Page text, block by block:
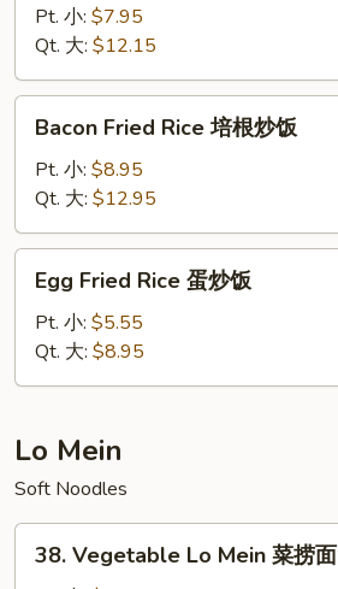
Special
Fried
Rice
本
Pt. 小: $7.95
Qt. 大: $12.15
Fried
Rice
根
炒
Bacon Fried Rice 培根炒饭
Pt. 小: $8.95
Qt. 大: $12.95
Fried
Rice
炒
Egg Fried Rice 蛋炒饭
Pt. 小: $5.55
Qt. 大: $8.95
Lo Mein
Soft Noodles
Vegetable
38. Vegetable Lo Mein 菜捞面